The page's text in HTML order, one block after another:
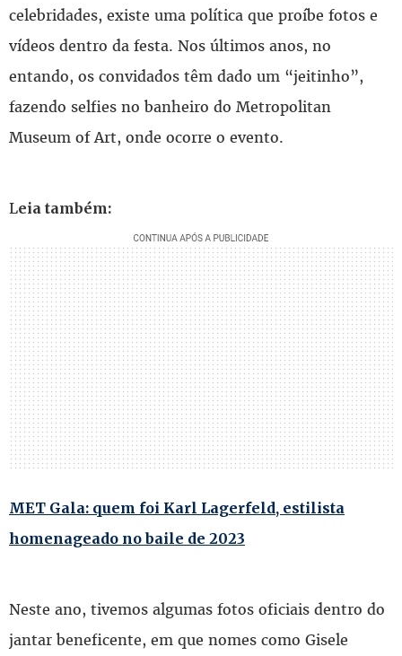
celebridades, existe uma política que proíbe fotos e
vídeos dentro da festa. Nos últimos anos, no
entando, os convidados têm dado um “jeitinho”,
fazendo selfies no banheiro do Metropolitan
Museum of Art, onde ocorre o evento.
Leia também:
MET Gala: quem foi Karl Lagerfeld, estilista
homenageado no baile de 2023
Neste ano, tivemos algumas fotos oficiais dentro do
jantar beneficente, em que nomes como Gisele